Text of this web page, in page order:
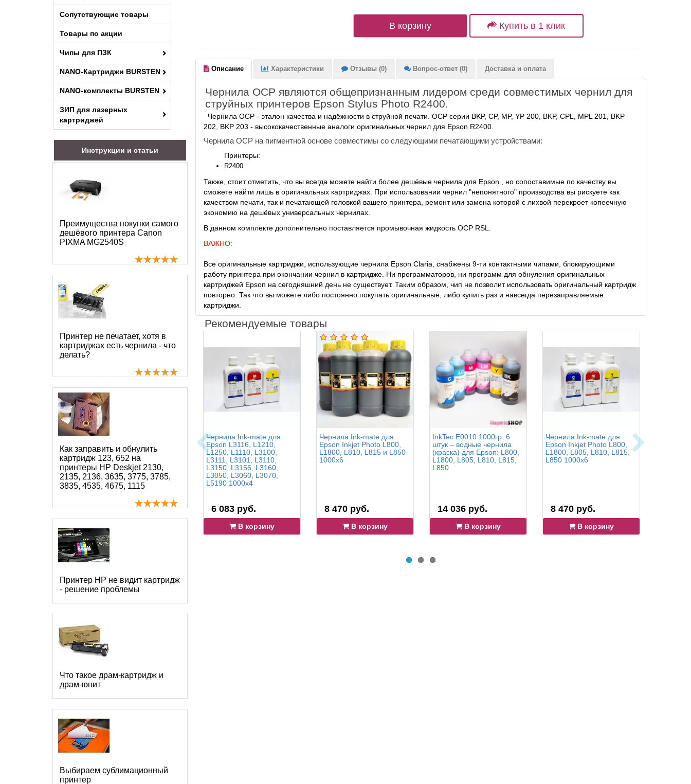
Сопутствующие товары
Товары по акции
Чипы для ПЗК
NANO-Картриджи BURSTEN
NANO-комплекты BURSTEN
ЗИП для лазерных
картриджей
Инструкции и статьи
Преимущества покупки самого
дешёвого принтера Canon
PIXMA MG2540S
Принтер не печатает, хотя в
картриджах есть чернила - что
делать?
Как заправить и обнулить
картридж 123, 652 на
принтеры HP Deskjet 2130,
2135, 2136, 3635, 3775, 3785,
3835, 4535, 4675, 1115
Принтер HP не видит картридж
- решение проблемы
Что такое драм-картридж и
драм-юнит
Выбираем сублимационный
принтер
В корзину Купить в 1 клик
Описание Характеристики Отзывы (0) Вопрос-ответ (0) Доставка и оплата
Чернила OCP являются общепризнанным лидером среди совместимых чернил для
струйных принтеров Epson Stylus Photo R2400.
Чернила OCP - эталон качества и надёжности в струйной печати. OCP серии BKP, CP, MP, YP 200, BKP, CPL, MPL 201, BKP
202, BKP 203 - высококачественные аналоги оригинальных чернил для Epson R2400.
Чернила OCP на пигментной основе совместимы со следующими печатающими устройствами:
Принтеры:
R2400
Также, стоит отметить, что вы всегда можете найти более дешёвые чернила для Epson , но сопоставимые по качеству вы
сможете найти лишь в оригинальных картриджах. При использовании чернил "непонятного" производства вы рискуете как
качеством печати, так и печатающей головкой вашего принтера, ремонт или замена которой с лихвой перекроет копеечную
экономию на дешёвых универсальных чернилах.
В данном комплекте дополнительно поставляется промывочная жидкость OCP RSL.
ВАЖНО:
Все оригинальные картриджи, использующие чернила Epson Claria, снабжены 9-ти контактными чипами, блокирующими
работу принтера при окончании чернил в картридже. Ни программаторов, ни программ для обнуления оригинальных
картриджей Epson на сегодняшний день не существует. Таким образом, чип не позволит использовать оригинальный картридж
повторно. Так что вы можете либо постоянно покупать оригинальные, либо купить раз и навсегда перезаправляемые
картриджи.
Рекомендуемые товары
Чернила Ink-mate для
Epson L3116, L1210,
L1250, L1110, L3100,
L3111, L3101, L3110,
L3150, L3156, L3160,
L3050, L3060, L3070,
L5190 1000x4
6 083 руб.
В корзину
Чернила Ink-mate для
Epson Inkjet Photo L800,
L1800, L810, L815 и L850
1000x6
8 470 руб.
В корзину
InkTec E0010 1000гр. 6
штук – водные чернила
(краска) для Epson: L800,
L1800, L805, L810, L815,
L850
14 036 руб.
В корзину
Чернила Ink-mate для
Epson Inkjet Photo L800,
L1800, L805, L810, L815,
L850 1000x6
8 470 руб.
В корзину